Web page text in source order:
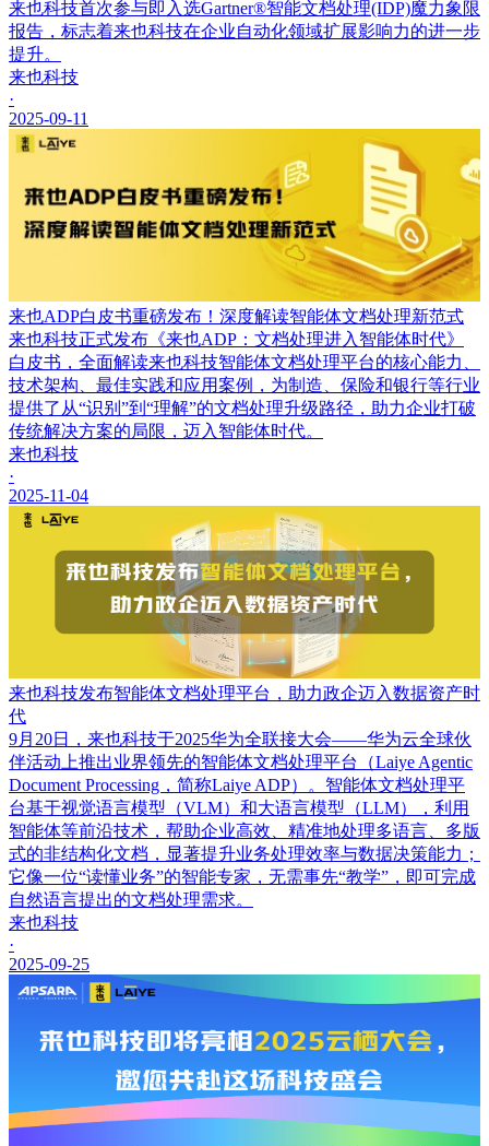
来也科技首次参与即入选Gartner®智能文档处理(IDP)魔力象限
报告，标志着来也科技在企业自动化领域扩展影响力的进一步
提升。
来也科技
·
2025-09-11
来也ADP白皮书重磅发布！深度解读智能体文档处理新范式
来也科技正式发布《来也ADP：文档处理进入智能体时代》
白皮书，全面解读来也科技智能体文档处理平台的核心能力、
技术架构、最佳实践和应用案例，为制造、保险和银行等行业
提供了从“识别”到“理解”的文档处理升级路径，助力企业打破
传统解决方案的局限，迈入智能体时代。
来也科技
·
2025-11-04
来也科技发布智能体文档处理平台，助力政企迈入数据资产时
代
9月20日，来也科技于2025华为全联接大会——华为云全球伙
伴活动上推出业界领先的智能体文档处理平台（Laiye Agentic
Document Processing，简称Laiye ADP）。智能体文档处理平
台基于视觉语言模型（VLM）和大语言模型（LLM），利用
智能体等前沿技术，帮助企业高效、精准地处理多语言、多版
式的非结构化文档，显著提升业务处理效率与数据决策能力；
它像一位“读懂业务”的智能专家，无需事先“教学”，即可完成
自然语言提出的文档处理需求。
来也科技
·
2025-09-25